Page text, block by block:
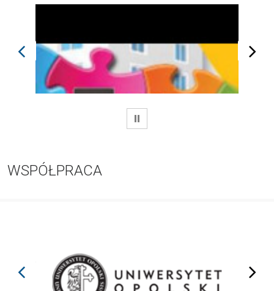
prev next
WSTRZYMAJ
WSPÓŁPRACA
next